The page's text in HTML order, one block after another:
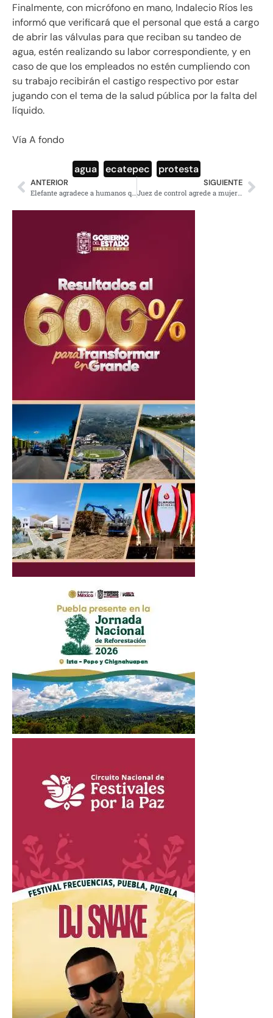
Finalmente, con micrófono en mano, Indalecio Ríos les
informó que verificará que el personal que está a cargo
de abrir las válvulas para que reciban su tandeo de
agua, estén realizando su labor correspondiente, y en
caso de que los empleados no estén cumpliendo con
su trabajo recibirán el castigo respectivo por estar
jugando con el tema de la salud pública por la falta del
líquido.
Vía A fondo
agua ecatepec protesta
ANTERIOR SIGUIENTE
Juez de control agrede a mujer en Chihuahua (VIDEO)